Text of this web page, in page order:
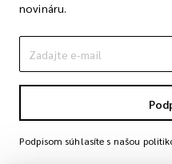
novináru.
Podpisom súhlasíte s našou